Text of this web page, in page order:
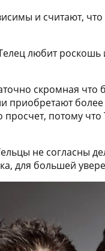
и считают, что
любит роскошь
скромная что
приобретают
просчет, потому
не согласны
для большей